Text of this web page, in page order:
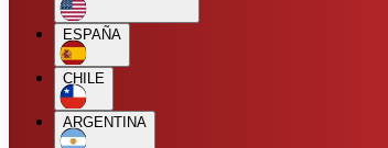
ESPAÑA
CHILE
ARGENTINA